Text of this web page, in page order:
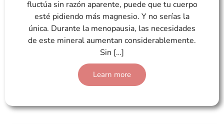
fluctúa sin razón aparente, puede que tu cuerpo
esté pidiendo más magnesio. Y no serías la
única. Durante la menopausia, las necesidades
de este mineral aumentan considerablemente.
Sin […]
Learn more